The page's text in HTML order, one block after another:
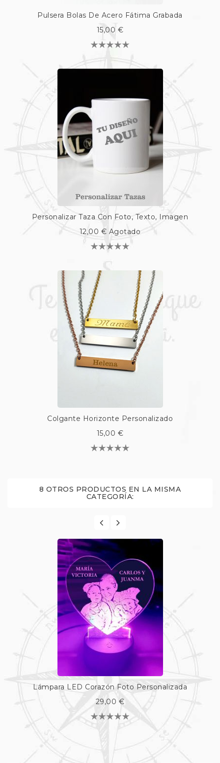
Pulsera Bolas De Acero Fátima Grabada
15,00 €
Personalizar Taza Con Foto, Texto, Imagen
12,00 € Agotado
Colgante Horizonte Personalizado
15,00 €
8 OTROS PRODUCTOS EN LA MISMA
CATEGORÍA:
Lámpara LED Corazón Foto Personalizada
29,00 €